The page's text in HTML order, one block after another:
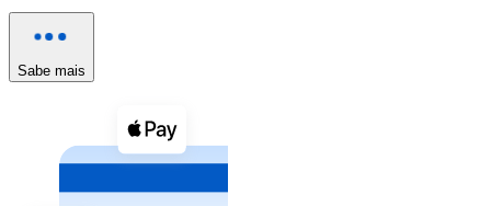
Ver tudo
Cupons cripto
Compre criptomoedas com dinheiro e outros
Comprar com dinheiro
Sabe mais